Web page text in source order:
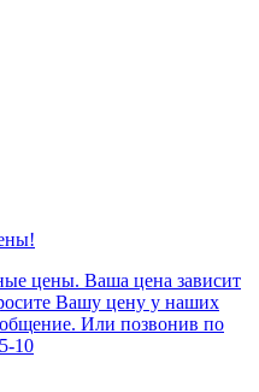
цены. Ваша цена зависит
Вашу цену у наших
Или позвонив по
10